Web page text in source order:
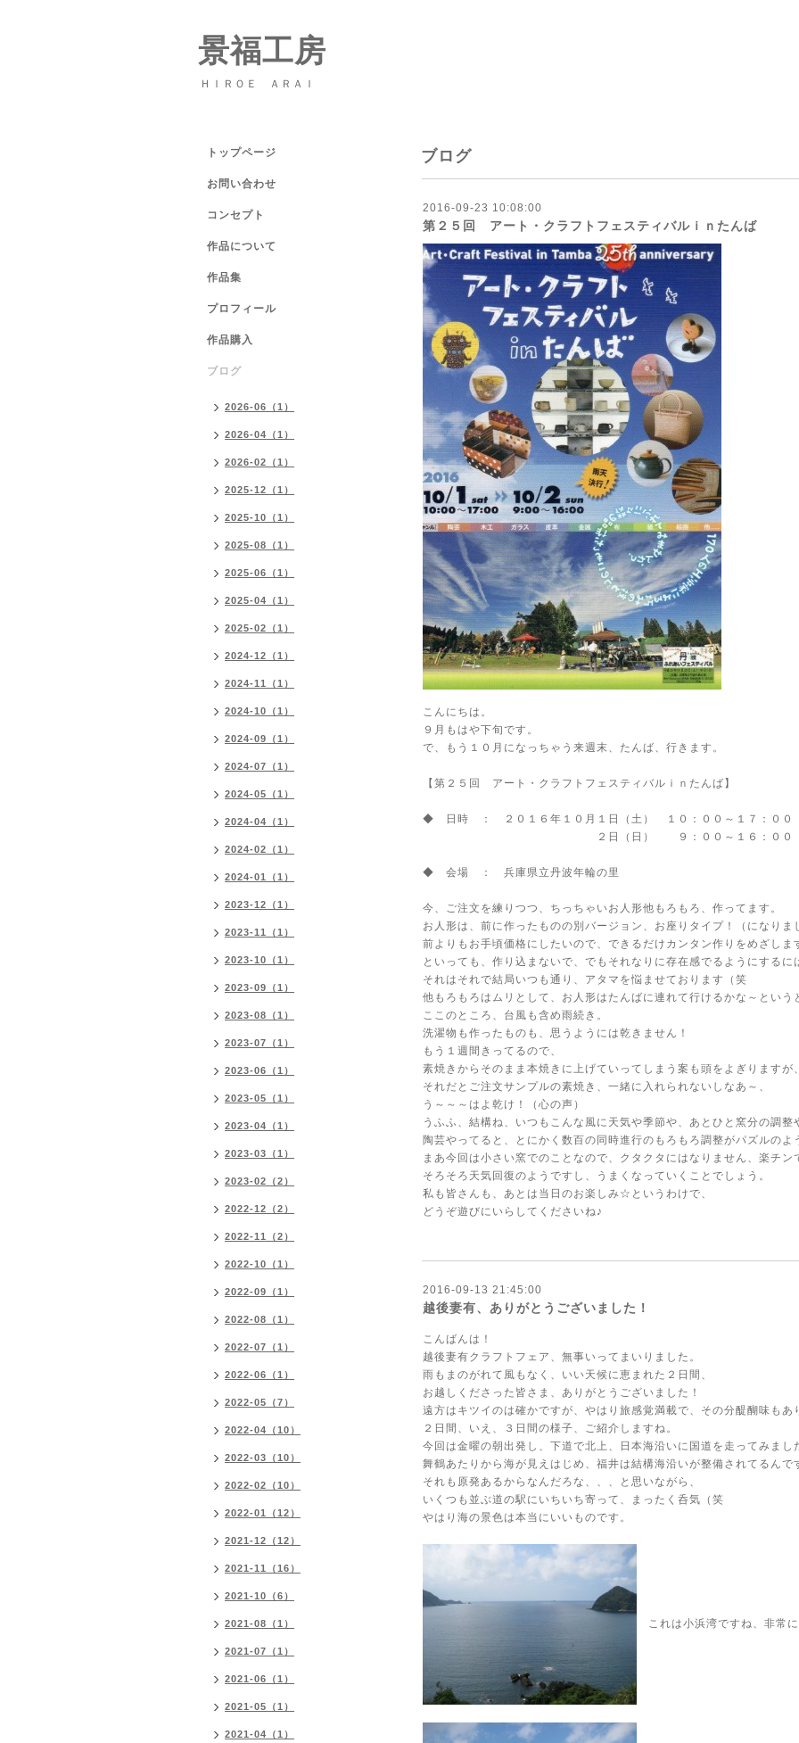
景福工房
ＨＩＲＯＥ ＡＲＡＩ
ブログ
2016-09-23 10:08:00
第２５回 アート・クラフトフェスティバルｉｎたんば
こんにちは。
９月もはや下旬です。
で、もう１０月になっちゃう来週末、たんば、行きます。
【第２５回 アート・クラフトフェスティバルｉｎたんば】
◆ 日時 ： ２０１６年１０月１日（土） １０：００～１７：００
２日（日） ９：００～１６：００
◆ 会場 ： 兵庫県立丹波年輪の里
今、ご注文を練りつつ、ちっちゃいお人形他もろもろ、作ってます。
お人形は、前に作ったものの別バージョン、お座りタイプ！（になりま
前よりもお手頃価格にしたいので、できるだけカンタン作りをめざしま
といっても、作り込まないで、でもそれなりに存在感でるようにするに
それはそれで結局いつも通り、アタマを悩ませております（笑
他もろもろはムリとして、お人形はたんばに連れて行けるかな～という
ここのところ、台風も含め雨続き。
洗濯物も作ったものも、思うようには乾きません！
もう１週間きってるので、
素焼きからそのまま本焼きに上げていってしまう案も頭をよぎりますが、
それだとご注文サンプルの素焼き、一緒に入れられないしなあ～、
う～～～はよ乾け！（心の声）
うふふ、結構ね、いつもこんな風に天気や季節や、あとひと窯分の調整
陶芸やってると、とにかく数百の同時進行のもろもろ調整がパズルのよ
まあ今回は小さい窯でのことなので、クタクタにはなりません、楽チン
そろそろ天気回復のようですし、うまくなっていくことでしょう。
私も皆さんも、あとは当日のお楽しみ☆というわけで、
どうぞ遊びにいらしてくださいね♪
2016-09-13 21:45:00
越後妻有、ありがとうございました！
こんばんは！
越後妻有クラフトフェア、無事いってまいりました。
雨もまのがれて風もなく、いい天候に恵まれた２日間、
お越しくださった皆さま、ありがとうございました！
遠方はキツイのは確かですが、やはり旅感覚満載で、その分醍醐味もあ
２日間、いえ、３日間の様子、ご紹介しますね。
今回は金曜の朝出発し、下道で北上、日本海沿いに国道を走ってみまし
舞鶴あたりから海が見えはじめ、福井は結構海沿いが整備されてるんで
それも原発あるからなんだろな、、、と思いながら、
いくつも並ぶ道の駅にいちいち寄って、まったく呑気（笑
やはり海の景色は本当にいいものです。
これは小浜湾ですね、非常に
トップページ
お問い合わせ
コンセプト
作品について
作品集
プロフィール
作品購入
ブログ
2026-06（1）
2026-04（1）
2026-02（1）
2025-12（1）
2025-10（1）
2025-08（1）
2025-06（1）
2025-04（1）
2025-02（1）
2024-12（1）
2024-11（1）
2024-10（1）
2024-09（1）
2024-07（1）
2024-05（1）
2024-04（1）
2024-02（1）
2024-01（1）
2023-12（1）
2023-11（1）
2023-10（1）
2023-09（1）
2023-08（1）
2023-07（1）
2023-06（1）
2023-05（1）
2023-04（1）
2023-03（1）
2023-02（2）
2022-12（2）
2022-11（2）
2022-10（1）
2022-09（1）
2022-08（1）
2022-07（1）
2022-06（1）
2022-05（7）
2022-04（10）
2022-03（10）
2022-02（10）
2022-01（12）
2021-12（12）
2021-11（16）
2021-10（6）
2021-08（1）
2021-07（1）
2021-06（1）
2021-05（1）
2021-04（1）